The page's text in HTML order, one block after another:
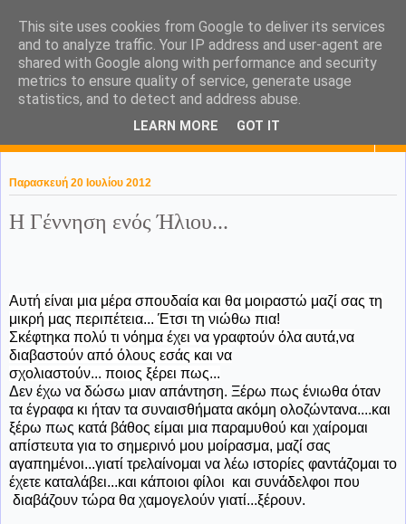
KaPa. Me without you...tea
without a biscuit!
Παρασκευή 20 Ιουλίου 2012
Η Γέννηση ενός Ήλιου...
Αυτή είναι μια μέρα σπουδαία και θα μοιραστώ μαζί σας τη
μικρή μας περιπέτεια... Έτσι τη νιώθω πια!
Σκέφτηκα πολύ τι νόημα έχει να γραφτούν όλα αυτά,να
διαβαστούν από όλους εσάς και να
σχολιαστούν... ποιος ξέρει πως...
Δεν έχω να δώσω μιαν απάντηση. Ξέρω πως ένιωθα όταν
τα έγραφα κι ήταν τα συναισθήματα ακόμη ολοζώντανα....και
ξέρω πως κατά βάθος είμαι μια παραμυθού και χαίρομαι
απίστευτα για το σημερινό μου μοίρασμα, μαζί σας
αγαπημένοι...γιατί τρελαίνομαι να λέω ιστορίες φαντάζομαι το
έχετε καταλάβει...και κάποιοι φίλοι και συνάδελφοι που
διαβάζουν τώρα θα χαμογελούν γιατί...ξέρουν.
This site uses cookies from Google to deliver its services
and to analyze traffic. Your IP address and user-agent are
shared with Google along with performance and security
metrics to ensure quality of service, generate usage
statistics, and to detect and address abuse.
LEARN MORE GOT IT